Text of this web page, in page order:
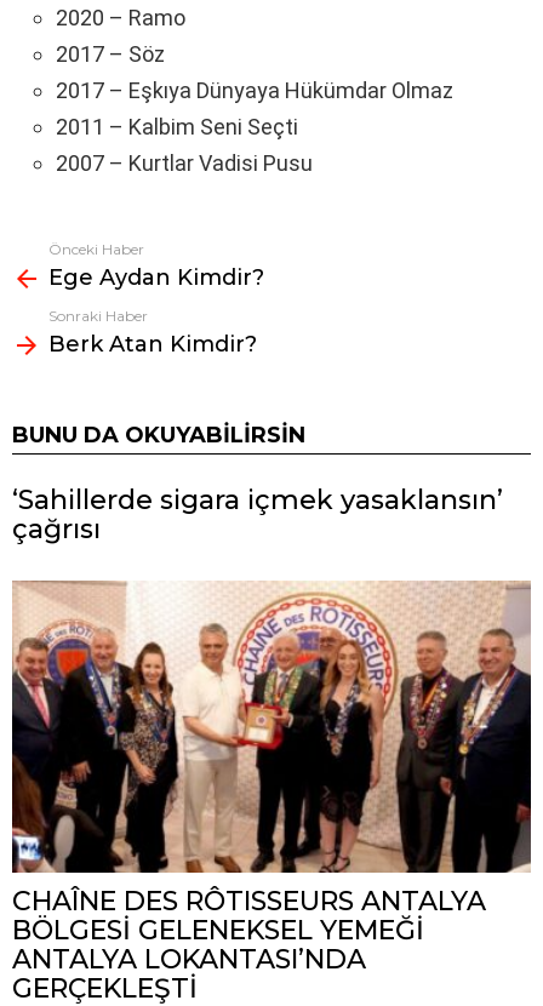
2020 – Ramo
2017 – Söz
2017 – Eşkıya Dünyaya Hükümdar Olmaz
2011 – Kalbim Seni Seçti
2007 – Kurtlar Vadisi Pusu
Fazlasına
bak
Önceki Haber
Ege Aydan Kimdir?
Sonraki Haber
Berk Atan Kimdir?
BUNU DA OKUYABILIRSIN
‘Sahillerde sigara içmek yasaklansın’
çağrısı
CHAÎNE DES RÔTISSEURS ANTALYA
BÖLGESİ GELENEKSEL YEMEĞİ
ANTALYA LOKANTASI’NDA
GERÇEKLEŞTİ